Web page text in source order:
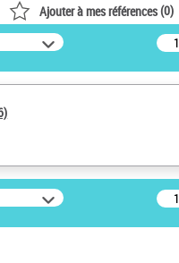
Ajouter à mes références(0)